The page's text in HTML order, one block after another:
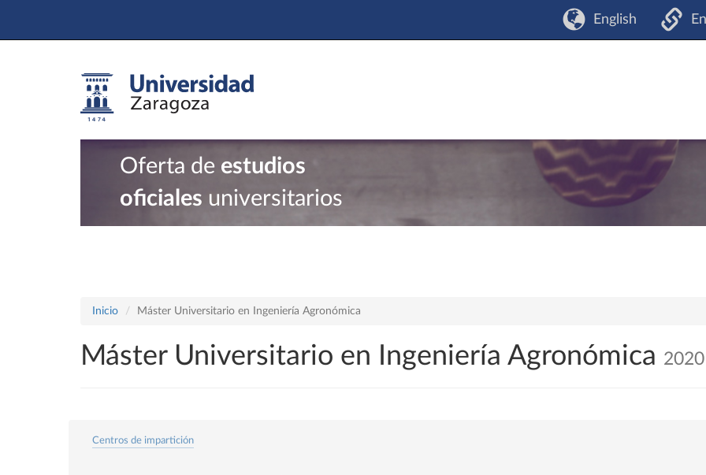
English
Oferta de estudios
oficiales universitarios
Inicio Máster Universitario en Ingeniería Agronómica
Máster Universitario en Ingeniería Agronómica
Centros de impartición